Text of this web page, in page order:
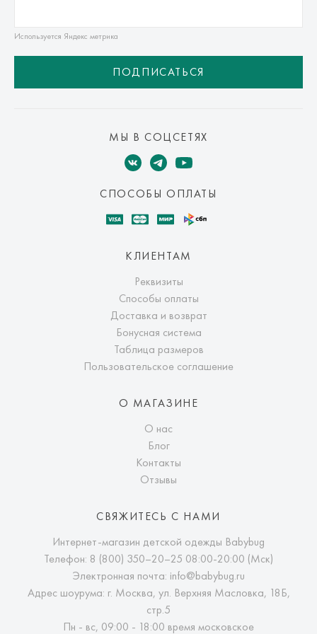
Используется Яндекс метрика
ПОДПИСАТЬСЯ
МЫ В СОЦСЕТЯХ
СПОСОБЫ ОПЛАТЫ
КЛИЕНТАМ
Реквизиты
Способы оплаты
Доставка и возврат
Бонусная система
Таблица размеров
Пользовательское соглашение
О МАГАЗИНЕ
О нас
Блог
Контакты
Отзывы
СВЯЖИТЕСЬ С НАМИ
Интернет-магазин детской одежды Babybug
Телефон: 8 (800) 350–20–25 08:00-20:00 (Мск)
Электронная почта: info@babybug.ru
Адрес шоурума: г. Москва, ул. Верхняя Масловка, 18Б,
стр.5
Пн - вс, 09:00 - 18:00 время московское